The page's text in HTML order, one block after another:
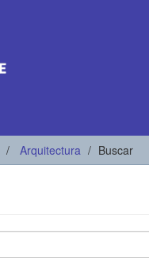
Arquitectura Buscar